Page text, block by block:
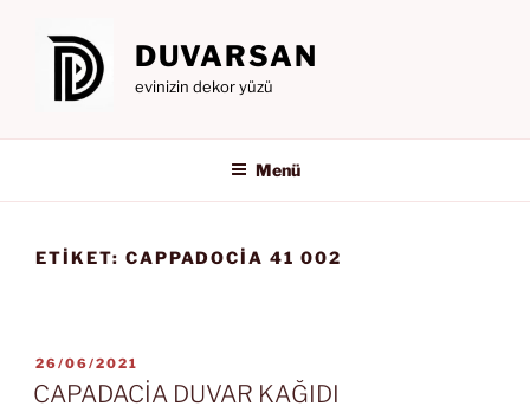
DUVARSAN
evinizin dekor yüzü
Menü
ETIKET: CAPPADOCIA 41 002
YAYIM
TARIHI
26/06/2021
CAPADACİA DUVAR KAĞIDI